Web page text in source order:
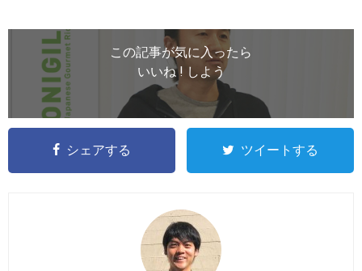
この記事が気に入ったら
いいね ! しよう
シェアする ツイートする